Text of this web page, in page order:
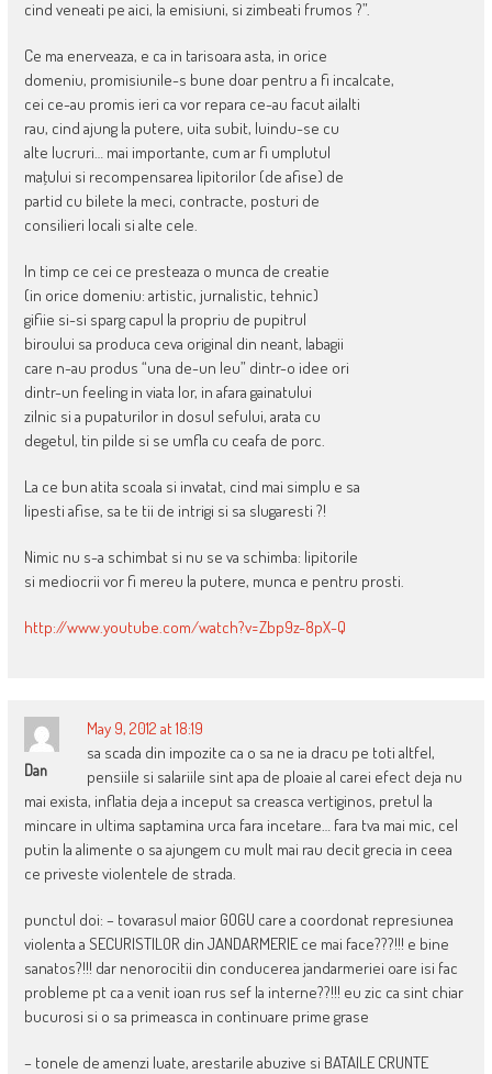
cind veneati pe aici, la emisiuni, si zimbeati frumos ?”.
Ce ma enerveaza, e ca in tarisoara asta, in orice
domeniu, promisiunile-s bune doar pentru a fi incalcate,
cei ce-au promis ieri ca vor repara ce-au facut ailalti
rau, cind ajung la putere, uita subit, luindu-se cu
alte lucruri… mai importante, cum ar fi umplutul
maţului si recompensarea lipitorilor (de afise) de
partid cu bilete la meci, contracte, posturi de
consilieri locali si alte cele.
In timp ce cei ce presteaza o munca de creatie
(in orice domeniu: artistic, jurnalistic, tehnic)
gifiie si-si sparg capul la propriu de pupitrul
biroului sa produca ceva original din neant, labagii
care n-au produs “una de-un leu” dintr-o idee ori
dintr-un feeling in viata lor, in afara gainatului
zilnic si a pupaturilor in dosul sefului, arata cu
degetul, tin pilde si se umfla cu ceafa de porc.
La ce bun atita scoala si invatat, cind mai simplu e sa
lipesti afise, sa te tii de intrigi si sa slugaresti ?!
Nimic nu s-a schimbat si nu se va schimba: lipitorile
si mediocrii vor fi mereu la putere, munca e pentru prosti.
http://www.youtube.com/watch?v=Zbp9z-8pX-Q
Dan
May 9, 2012 at 18:19
sa scada din impozite ca o sa ne ia dracu pe toti altfel,
pensiile si salariile sint apa de ploaie al carei efect deja nu
mai exista, inflatia deja a inceput sa creasca vertiginos, pretul la
mincare in ultima saptamina urca fara incetare… fara tva mai mic, cel
putin la alimente o sa ajungem cu mult mai rau decit grecia in ceea
ce priveste violentele de strada.
punctul doi: – tovarasul maior GOGU care a coordonat represiunea
violenta a SECURISTILOR din JANDARMERIE ce mai face???!!! e bine
sanatos?!!! dar nenorocitii din conducerea jandarmeriei oare isi fac
probleme pt ca a venit ioan rus sef la interne??!!! eu zic ca sint chiar
bucurosi si o sa primeasca in continuare prime grase
– tonele de amenzi luate, arestarile abuzive si BATAILE CRUNTE